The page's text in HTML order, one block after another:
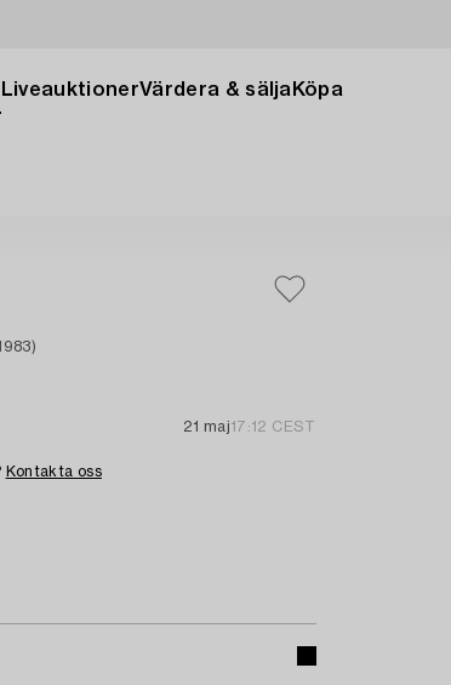
LiveauktionerVärdera & sälja Köpa
21 maj17:12 CEST
Kontakta oss